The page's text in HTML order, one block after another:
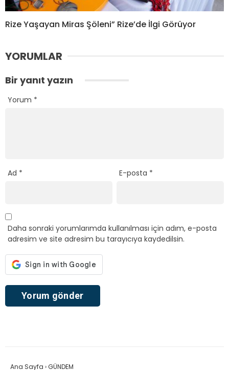
Rize Yaşayan Miras Şöleni” Rize’de İlgi Görüyor
YORUMLAR
Bir yanıt yazın
Yorum *
Ad * E-posta *
Daha sonraki yorumlarımda kullanılması için adım, e-posta
adresim ve site adresim bu tarayıcıya kaydedilsin.
Ana Sayfa ›GÜNDEM